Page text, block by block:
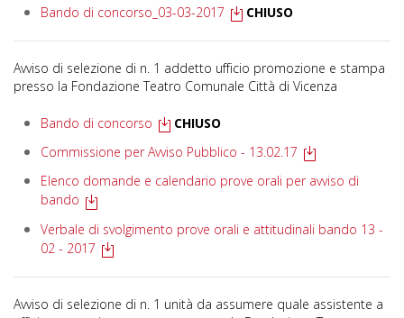
Bando di concorso_03-03-2017
CHIUSO
Avviso di selezione di n. 1 addetto ufficio promozione e stampa
presso la Fondazione Teatro Comunale Città di Vicenza
Bando di concorso
CHIUSO
Commissione per Avviso Pubblico - 13.02.17
Elenco domande e calendario prove orali per avviso di
bando
Verbale di svolgimento prove orali e attitudinali bando 13 -
02 - 2017
Avviso di selezione di n. 1 unità da assumere quale assistente a